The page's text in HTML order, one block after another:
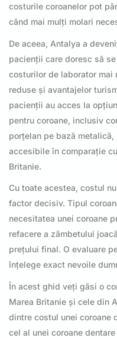
costurile coroanelor pot
când mai mulți molari
De aceea, Antalya a
pacienții care doresc să
costurilor de laborator
reduse și avantajelor
pacienții au acces la
pentru coroane, inclusiv
porțelan pe bază
accesibile în comparație
Britanie.
Cu toate acestea, costul
factor decisiv. Tipul
necesitatea unei coroane
refacere a zâmbetului
prețului final. O evaluare
înțelege exact nevoile
În acest ghid veți găsi o
Marea Britanie și cele din
dintre costul unei coroane
cel al unei coroane